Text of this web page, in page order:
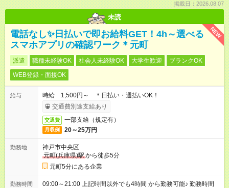
掲載日：2026.08.07
未読
NEW
電話なし✨日払いで即お給料GET！4h～選べる
スマホアプリの確認ワーク＊元町
派遣 職種未経験OK 社会人未経験OK 大学生歓迎
ブランクOK
WEB登録・面接OK
給与
時給 1,500円～ ＊日払い・週払いOK！
交通費別途支給あり
交通費 一部支給（規定有）
月収例 20～25万円
勤務地
神戸市中央区
元町(兵庫県)駅から徒歩5分
元町5分にある企業
勤務時間
09:00～21:00 上記時間以外でも4時間 から勤務可能♪ 勤務時間